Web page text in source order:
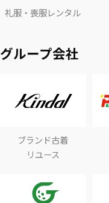
礼服・喪服レンタル
グループ会社
ブランド古着
リユース